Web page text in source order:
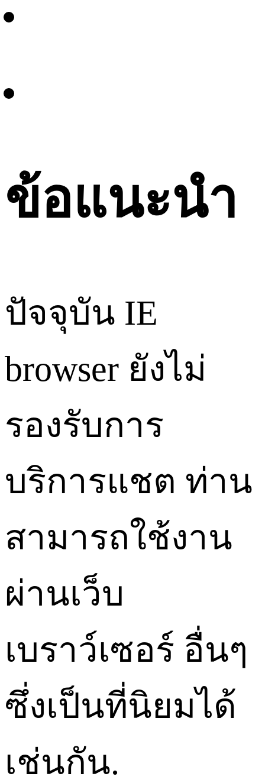
ข้อแนะนำ
ปัจจุบัน IE
browser ยังไม่
รองรับการ
บริการแชต ท่าน
สามารถใช้งาน
ผ่านเว็บ
เบราว์เซอร์ อื่นๆ
ซึ่งเป็นที่นิยมได้
เช่นกัน.